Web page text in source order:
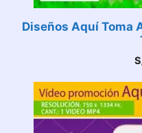
Diseños Aquí Toma